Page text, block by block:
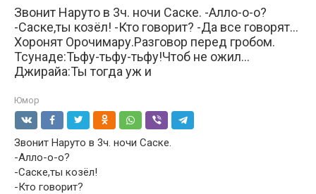
Звонит Наруто в 3ч. ночи Саске. -Алло-о-о?
-Саске,ты козёл! -Кто говорит? -Да все говорят…
Хоронят Орочимару.Разговор перед гробом.
Тсунаде:Тьфу-тьфу-тьфу!Чтоб не ожил…
Джирайа:Ты тогда уж и
Юмор
Звонит Наруто в 3ч. ночи Саске.
-Алло-о-о?
-Саске,ты козёл!
-Кто говорит?